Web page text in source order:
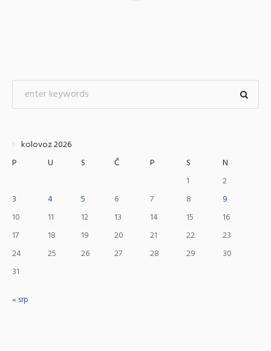
kolovoz 2026
P
U S Č P S
N
1
2
3
4 5 6 7 8
9
10
11 12 13 14 15
16
17
18 19 20 21 22
23
24
25 26 27 28 29
30
31
« srp